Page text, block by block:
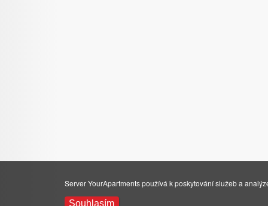
Server YourApartments používá k poskytování služeb a